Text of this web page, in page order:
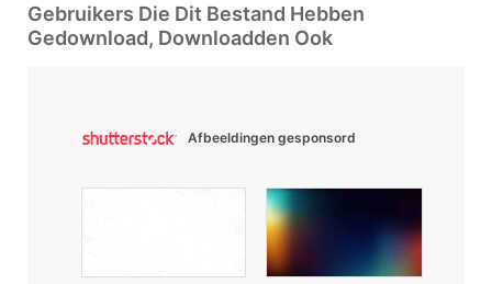
Gebruikers Die Dit Bestand Hebben
Gedownload, Downloadden Ook
Afbeeldingen gesponsord